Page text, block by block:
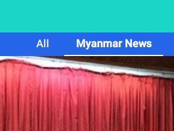
All
Myanmar News